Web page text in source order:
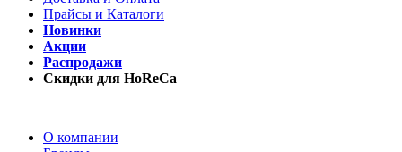
Прайсы и Каталоги
Новинки
Акции
Распродажи
Скидки для HoReCa
О компании